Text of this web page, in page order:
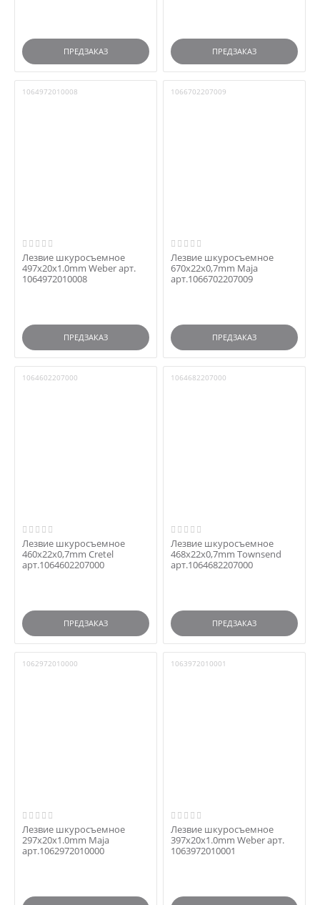
ПРЕДЗАКАЗ ПРЕДЗАКАЗ
1064972010008
Лезвие шкуросъемное
497x20x1.0mm Weber арт.
1064972010008
ПРЕДЗАКАЗ
1066702207009
Лезвие шкуросъемное
670x22x0,7mm Maja
арт.1066702207009
ПРЕДЗАКАЗ
1064602207000
Лезвие шкуросъемное
460x22x0,7mm Cretel
арт.1064602207000
ПРЕДЗАКАЗ
1064682207000
Лезвие шкуросъемное
468x22x0,7mm Townsend
арт.1064682207000
ПРЕДЗАКАЗ
1062972010000
Лезвие шкуросъемное
297x20x1.0mm Maja
арт.1062972010000
1063972010001
Лезвие шкуросъемное
397x20x1.0mm Weber арт.
1063972010001